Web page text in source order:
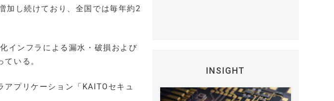
加し続けており、全国では毎年約2
インフラによる漏水・破損および
いる。
プリケーション「KAITOセキュ
INSIGHT